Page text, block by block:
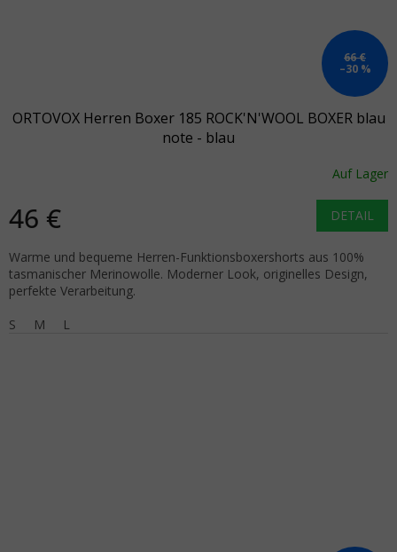
66 €
–30 %
ORTOVOX Herren Boxer 185 ROCK'N'WOOL BOXER blau
note - blau
Auf Lager
46 € DETAIL
Warme und bequeme Herren-Funktionsboxershorts aus 100%
tasmanischer Merinowolle. Moderner Look, originelles Design,
perfekte Verarbeitung.
S
M L